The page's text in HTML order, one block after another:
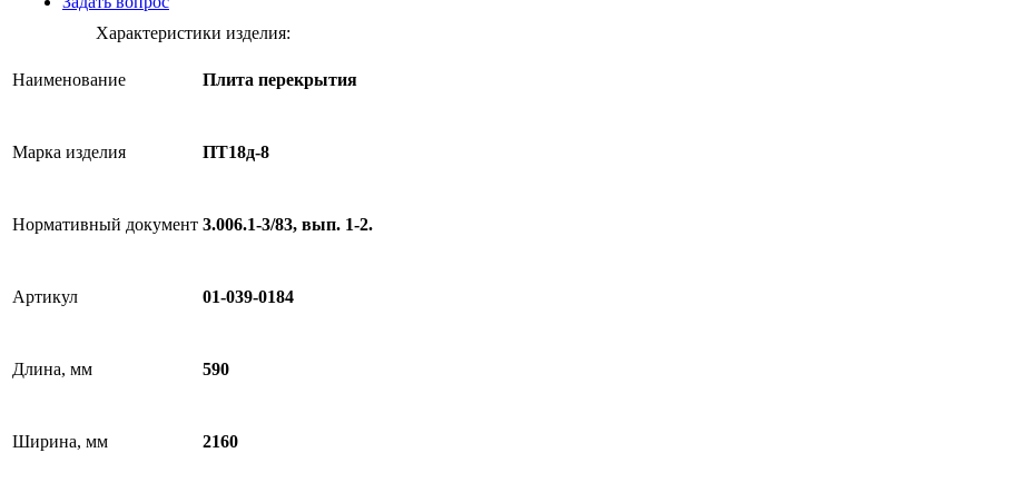
Характеристики изделия:
Наименование Плита перекрытия
Марка изделия ПТ18д-8
Нормативный документ 3.006.1-3/83, вып. 1-2.
Артикул 01-039-0184
Длина, мм 590
Ширина, мм 2160